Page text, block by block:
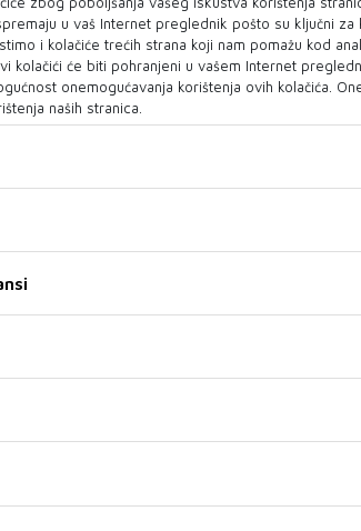
bili su članovi benda pod
dvije singl ploče, da bi 9.10.1974.
Drugi način (ime uzimaju po
drugi način"). Polovinom 1975.
album Drugi način, kojim su
broj obožavatelja. U decenijama
mnogi vrhunski muzičari.
pjesme, pečat jedne
"Lile su kiše", "Stari grad",
u vaš Internet preglednik pošto su ključni za
i kolačiće trećih strana koji nam pomažu kod
kolačići će biti pohranjeni u vašem Internet
onemogućavanja korištenja ovih kolačića.
naših stranica.